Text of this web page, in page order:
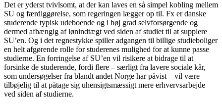
Det er yderst tvivlsomt, at der kan laves en så simpel kobling mellem
SU og færdiggørelse, som regeringen lægger op til. Fx er danske
studerende typisk udeboende og i høj grad selvforsørgende og
dermed afhængig af lønindtægt ved siden af studiet til at supplere
SU’en. Og i det regnestykke spiller adgangen til billige studieboliger
en helt afgørende rolle for studerenes mulighed for at kunne passe
studierne. En forringelse af SU’en vil risikere at bidrage til at
forsinke de studerende, fordi flere – særligt fra lavere sociale kår,
som undersøgelser fra blandt andet Norge har påvist – vil være
tilbøjelig til at påtage sig uhensigtsmæssigt mere erhvervsarbejde
ved siden af studierne.